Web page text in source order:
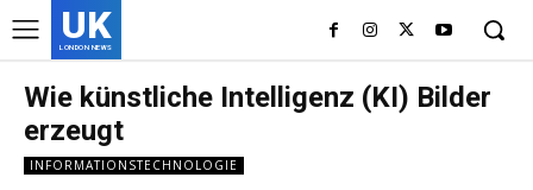
UK
LONDON NEWS
Wie künstliche Intelligenz (KI) Bilder
erzeugt
INFORMATIONSTECHNOLOGIE